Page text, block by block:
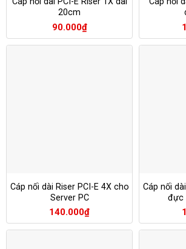
20cm
90.000₫
Cáp nối dài Riser PCI-E 4X cho
Server PC
140.000₫
Cáp nối
đực